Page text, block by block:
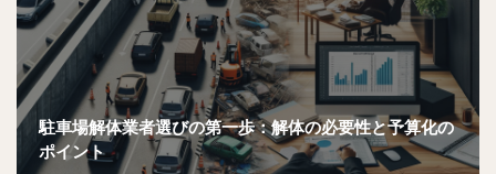
駐車場解体業者選びの第一歩：解体の必要性と予算化の
ポイント